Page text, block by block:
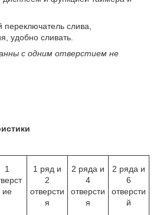
переключатель слива,
удобно сливать.
с одним отверстием не
1
ие
1 ряд и
2
отверсти
я
2 ряда и
4
отверсти
я
2 ряда и
6
отверсти
й